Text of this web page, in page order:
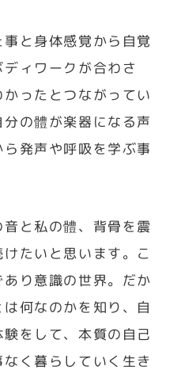
と身体感覚から自覚
ィワークが合わさ
ったとつながってい
の體が楽器になる声
発声や呼吸を学ぶ事
と私の體、背骨を震
たいと思います。こ
り意識の世界。だか
何なのかを知り、自
をして、本質の自己
く暮らしていく生き